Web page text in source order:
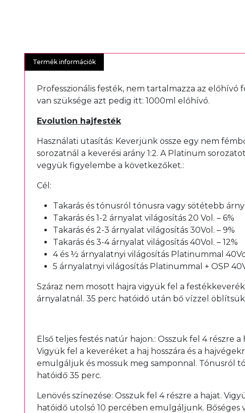
Termék információk
Professzionális festék, nem tartalmazza az
van szüksége azt pedig itt: 1000ml előhívó.
Evolution hajfesték
Használati utasítás: Keverjünk össze egy nem
sorozatnál a keverési arány 1:2. A Platinum
vegyük figyelembe a következőket.:
Cél:
Takarás és tónusról tónusra vagy sötétebb
Takarás és 1-2 árnyalat világosítás 20 Vol. – 6%
Takarás és 2-3 árnyalat világosítás 30Vol. – 9%
Takarás és 3-4 árnyalat világosítás 40Vol. – 12%
4 és ½ árnyalatnyi világosítás Platinummal
5 árnyalatnyi világosítás Platinummal + OSP
Száraz nem mosott hajra vigyük fel a
árnyalatnál. 35 perc hatóidő után bő vízzel
Első teljes festés natúr hajon.: Osszuk fel 4
Vigyük fel a keveréket a haj hosszára és a
emulgáljuk és mossuk meg samponnal. Tónusról
hatóidő 35 perc.
Lenövés színezése: Osszuk fel 4 részre a hajat.
hatóidő utolsó 10 percében emulgáljunk.